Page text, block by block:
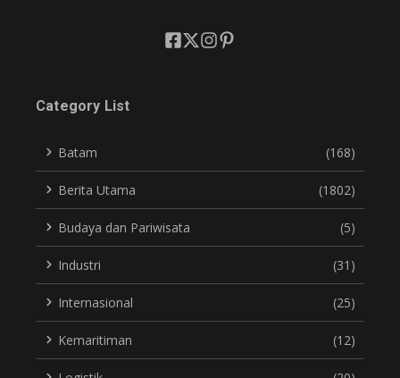
Category List
Batam (168)
Berita Utama (1802)
Budaya dan Pariwisata (5)
Industri (31)
Internasional (25)
Kemaritiman (12)